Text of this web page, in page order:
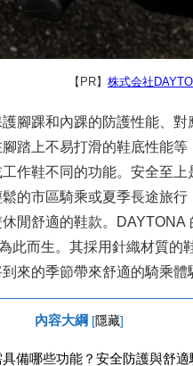
【PR】 株式会社
腳踝和內踝的防護性能、對
踏上不易打滑的鞋底性能等
作鞋不同的功能。安全至上
的市區騎乘或夏季長途旅行
閒舒適的鞋款。DAYTONA
此而生。其採用針織材質的
來的季節帶來舒適的騎乘體
內容大綱 [隱藏]
備哪些功能？安全防護與舒適